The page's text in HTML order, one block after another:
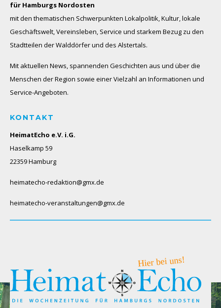
für Hamburgs Nordosten
mit den thematischen Schwerpunkten Lokalpolitik, Kultur, lokale
Geschäftswelt, Vereinsleben, Service und starkem Bezug zu den
Stadtteilen der Walddörfer und des Alstertals.
Mit aktuellen News, spannenden Geschichten aus und über die
Menschen der Region sowie einer Vielzahl an Informationen und
Service-Angeboten.
KONTAKT
HeimatEcho e.V. i.G.
Haselkamp 59
22359 Hamburg
heimatecho-redaktion@gmx.de
heimatecho-veranstaltungen@gmx.de